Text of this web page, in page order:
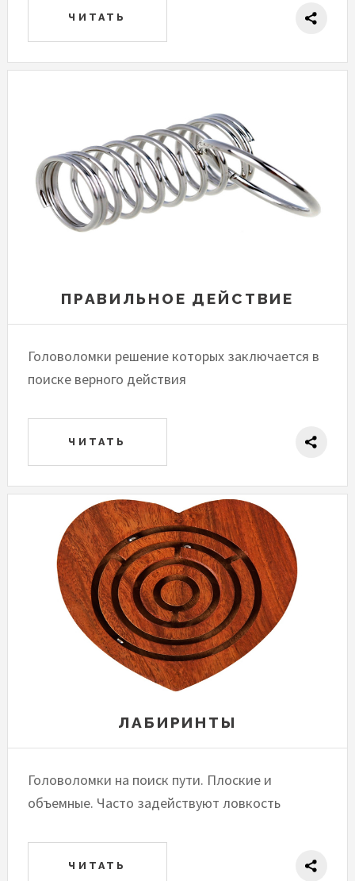
ЧИТАТЬ
ПРАВИЛЬНОЕ ДЕЙСТВИЕ
Головоломки решение которых заключается в
поиске верного действия
ЧИТАТЬ
ЛАБИРИНТЫ
Головоломки на поиск пути. Плоские и
объемные. Часто задействуют ловкость
ЧИТАТЬ